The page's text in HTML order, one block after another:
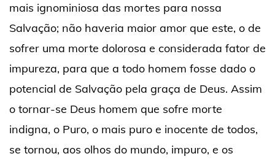
mais ignominiosa das mortes para nossa
Salvação; não haveria maior amor que este, o de
sofrer uma morte dolorosa e considerada fator de
impureza, para que a todo homem fosse dado o
potencial de Salvação pela graça de Deus. Assim
o tornar-se Deus homem que sofre morte
indigna, o Puro, o mais puro e inocente de todos,
se tornou, aos olhos do mundo, impuro, e os